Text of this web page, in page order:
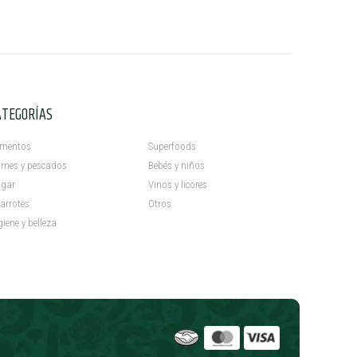
y pescados
y belleza
Superfoods
Bebés y niños
Vinos y licores
Otros